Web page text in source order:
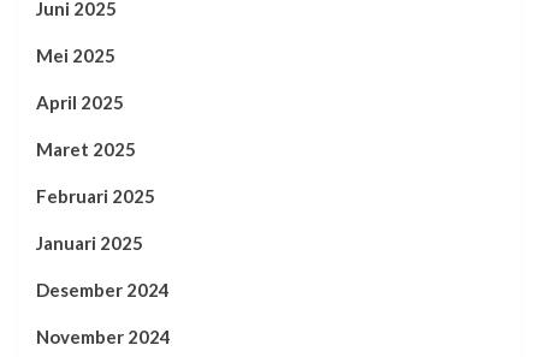
Juni 2025
Mei 2025
April 2025
Maret 2025
Februari 2025
Januari 2025
Desember 2024
November 2024